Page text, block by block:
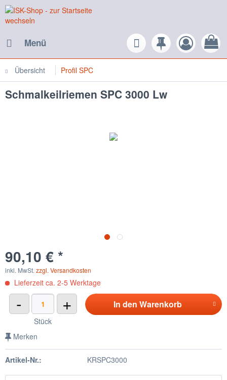
Menü
Übersicht Profil SPC
Schmalkeilriemen SPC 3000 Lw
90,10 € *
inkl. MwSt. zzgl. Versandkosten
Lieferzeit ca. 2-5 Werktage
- +
Stück
In den Warenkorb
Merken
Artikel-Nr.: KRSPC3000